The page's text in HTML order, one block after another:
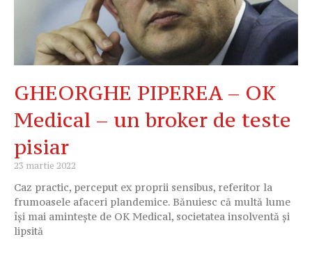
GHEORGHE PIPEREA – OK
Medical – un broker de teste
pisiar
23 martie 2022
Caz practic, perceput ex proprii sensibus, referitor la
frumoasele afaceri plandemice. Bănuiesc că multă lume
își mai amintește de OK Medical, societatea insolventă și
lipsită